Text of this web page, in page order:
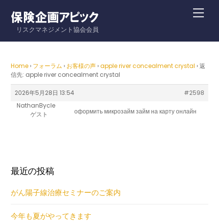
contentリスクマネジメント協会会員
Home › フォーラム › お客様の声 › apple river concealment crystal › 返
信先: apple river concealment crystal
2026年5月28日 13:54
#2598
NathanBycle
ゲスト
оформить микрозаймзайм на карту онлайн
最近の投稿
がん陽子線治療セミナーのご案内
今年も夏がやってきます